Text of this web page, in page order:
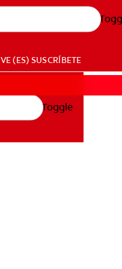
VE (ES) SUSCRÍBETE
Toggle